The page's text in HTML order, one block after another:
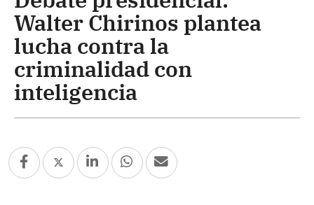
Walter Chirinos plantea
lucha contra la
criminalidad con
inteligencia